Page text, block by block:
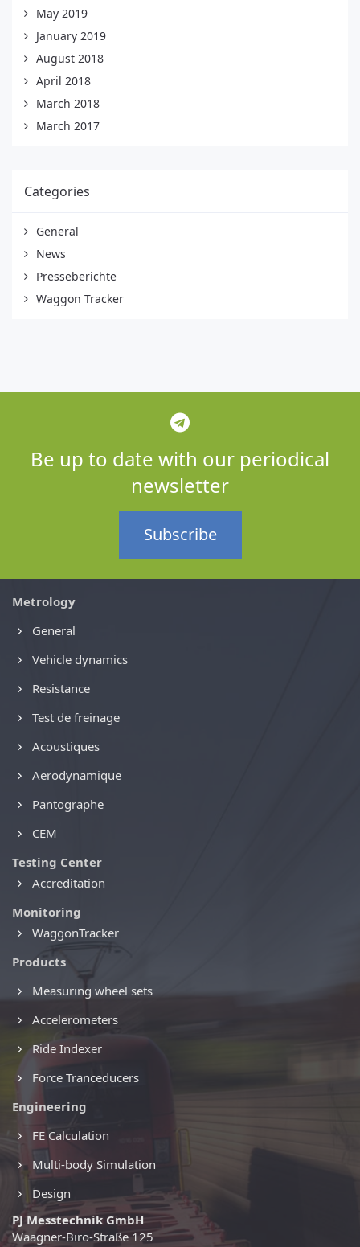
May 2019
January 2019
August 2018
April 2018
March 2018
March 2017
Categories
General
News
Presseberichte
Waggon Tracker
Be up to date with our periodical
newsletter
Subscribe
Metrology
General
Vehicle dynamics
Resistance
Test de freinage
Acoustiques
Aerodynamique
Pantographe
CEM
Testing Center
Accreditation
Monitoring
WaggonTracker
Products
Measuring wheel sets
Accelerometers
Ride Indexer
Force Tranceducers
Engineering
FE Calculation
Multi-body Simulation
Design
PJ Messtechnik GmbH
Waagner-Biro-Straße 125